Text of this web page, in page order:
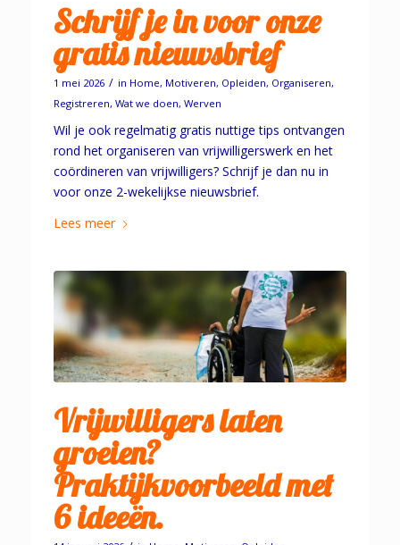
Schrijf je in voor onze
gratis nieuwsbrief
1 mei 2026 / in Home, Motiveren, Opleiden, Organiseren,
Registreren, Wat we doen, Werven
Wil je ook regelmatig gratis nuttige tips ontvangen
rond het organiseren van vrijwilligerswerk en het
coördineren van vrijwilligers? Schrijf je dan nu in
voor onze 2-wekelijkse nieuwsbrief.
Lees meer
Vrijwilligers laten
groeien?
Praktijkvoorbeeld met
6 ideeën.